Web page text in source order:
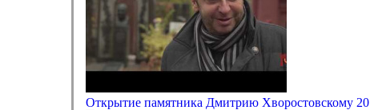
Открытие памятника Дмитрию Хворостовскому